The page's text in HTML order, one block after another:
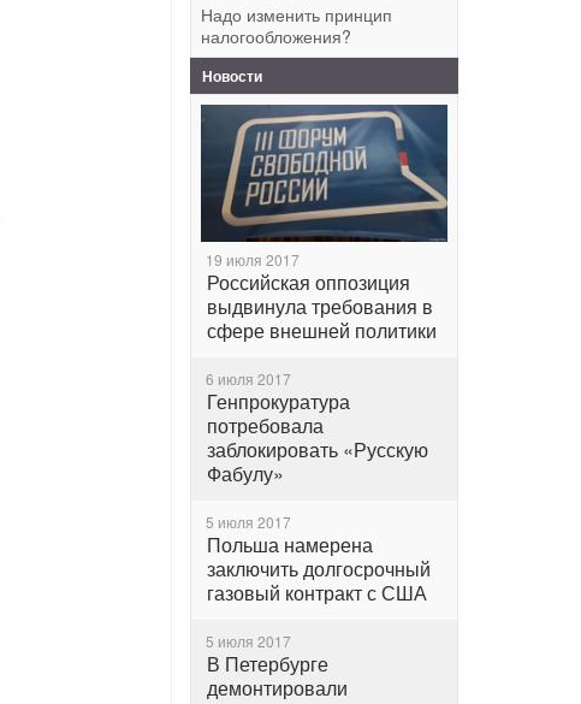
Надо изменить принцип
налогообложения?
Новости
19 июля 2017
Российская оппозиция
выдвинула требования в
сфере внешней политики
6 июля 2017
Генпрокуратура
потребовала
заблокировать «Русскую
Фабулу»
5 июля 2017
Польша намерена
заключить долгосрочный
газовый контракт с США
5 июля 2017
В Петербурге
демонтировали